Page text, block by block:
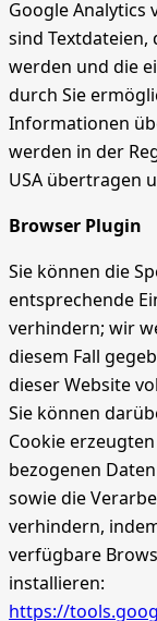
Google Analytics
sind
werden und die
durch Sie
Informationen
werden in der
USA übertragen
Browser Plugin
Sie können die
entsprechende
verhindern; wir
diesem Fall
dieser Website
Sie können
Cookie
bezogenen
sowie die
verhindern,
verfügbare
installieren:
https://